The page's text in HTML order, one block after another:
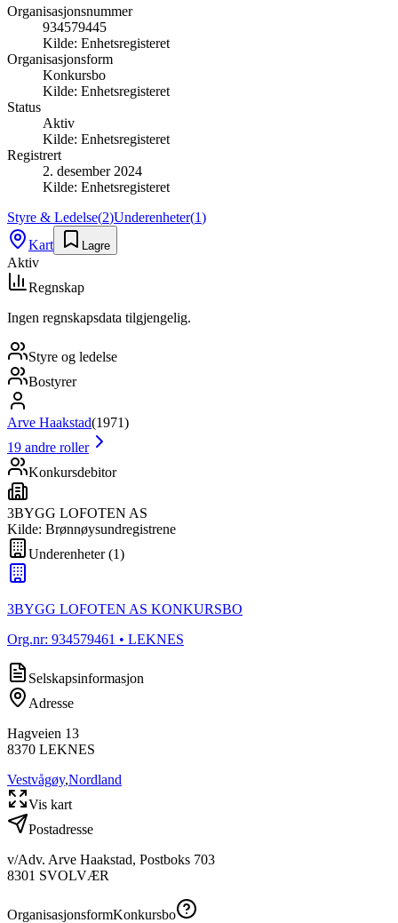
Organisasjonsnummer
934579445
Kilde: Enhetsregisteret
Organisasjonsform
Konkursbo
Kilde: Enhetsregisteret
Status
Aktiv
Kilde: Enhetsregisteret
Registrert
2. desember 2024
Kilde: Enhetsregisteret
Styre & Ledelse(2)Underenheter(1)
Kart
Lagre
Aktiv
Regnskap
Ingen regnskapsdata tilgjengelig.
Styre og ledelse
Bostyrer
Arve Haakstad(1971)
19 andre roller
Konkursdebitor
3BYGG LOFOTEN AS
Kilde: Brønnøysundregistrene
Underenheter(1)
3BYGG LOFOTEN AS KONKURSBO
Org.nr: 934579461 • LEKNES
Selskapsinformasjon
Adresse
Hagveien 13
8370 LEKNES
Vestvågøy,Nordland
Vis kart
Postadresse
v/Adv. Arve Haakstad, Postboks 703
8301 SVOLVÆR
OrganisasjonsformKonkursbo